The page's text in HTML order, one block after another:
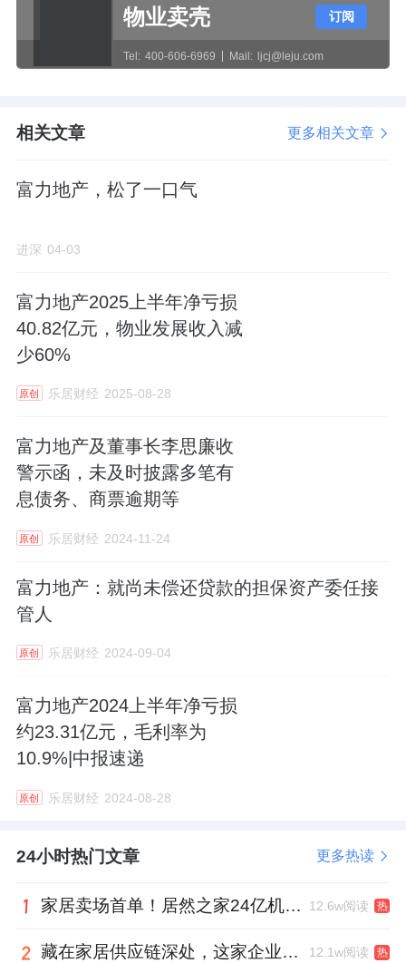
物业卖壳
Tel: 400-606-6969 Mail: ljcj@leju.com
订阅
相关文章 更多相关文章
富力地产，松了一口气
进深 04-03
富力地产2025上半年净亏损
40.82亿元，物业发展收入减
少60%
原创 乐居财经 2025-08-28
富力地产及董事长李思廉收
警示函，未及时披露多笔有
息债务、商票逾期等
原创 乐居财经 2024-11-24
富力地产：就尚未偿还贷款的担保资产委任接
管人
原创 乐居财经 2024-09-04
富力地产2024上半年净亏损
约23.31亿元，毛利率为
10.9%|中报速递
原创 乐居财经 2024-08-28
24小时热门文章 更多热读
家居卖场首单！居然之家24亿机构间REITs获深交所无异议函 12.6w阅读 热
藏在家居供应链深处，这家企业正在悄悄转型 12.1w阅读 热